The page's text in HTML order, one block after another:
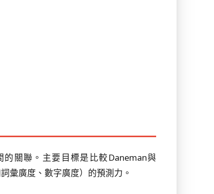
關聯。主要目標是比較Daneman與
彙廣度、數字廣度）的預測力。